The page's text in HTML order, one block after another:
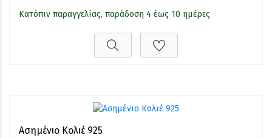
Κατόπιν παραγγελίας, παράδοση 4 έως 10 ημέρες
Ασημένιο Κολιέ 925